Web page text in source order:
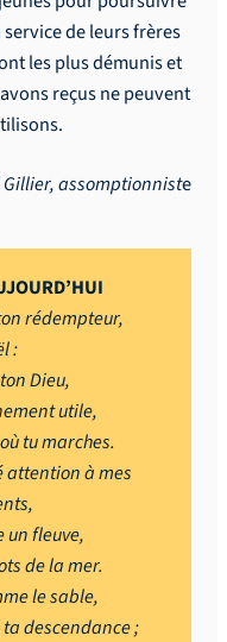
de leurs frères
les plus démunis et
reçus ne peuvent
assomptionniste
rédempteur,
:
Dieu,
utile,
tu marches.
attention à mes
un fleuve,
de la mer.
le sable,
descendance ;